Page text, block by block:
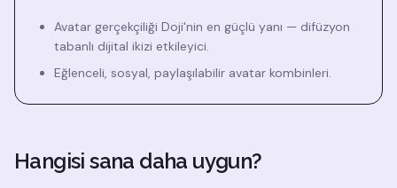
Avatar gerçekçiliği Doji'nin en güçlü yanı — difüzyon
tabanlı dijital ikizi etkileyici.
Eğlenceli, sosyal, paylaşılabilir avatar kombinleri.
Hangisi sana daha uygun?